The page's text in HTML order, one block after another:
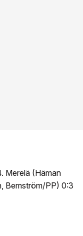
Merelä (Häman
Bemström/PP) 0:3